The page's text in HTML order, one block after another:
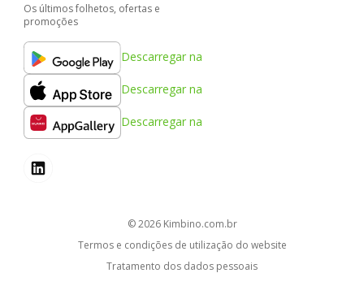
Os últimos folhetos, ofertas e
promoções
Descarregar na
Descarregar na
Descarregar na
© 2026 kimbino.com.br
Termos e condições de utilização do website
Tratamento dos dados pessoais